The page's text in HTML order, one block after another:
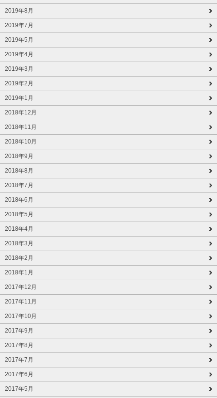
2019年8月
2019年7月
2019年5月
2019年4月
2019年3月
2019年2月
2019年1月
2018年12月
2018年11月
2018年10月
2018年9月
2018年8月
2018年7月
2018年6月
2018年5月
2018年4月
2018年3月
2018年2月
2018年1月
2017年12月
2017年11月
2017年10月
2017年9月
2017年8月
2017年7月
2017年6月
2017年5月